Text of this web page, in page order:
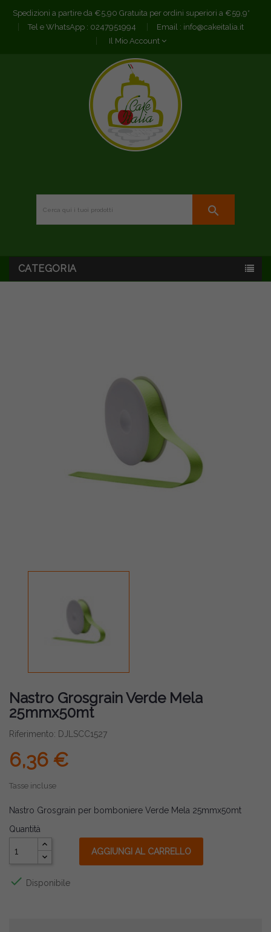
Spedizioni a partire da €5,90 Gratuita per ordini superiori a €59,9*
Tel e WhatsApp : 0247951994 Email : info@cakeitalia.it
Il Mio Account
search
CATEGORIA
Nastro Grosgrain Verde Mela
25mmx50mt
Riferimento: DJLSCC1527
6,36 €
Tasse incluse
Nastro Grosgrain per bomboniere Verde Mela 25mmx50mt
Quantità
AGGIUNGI AL CARRELLO
 Disponibile